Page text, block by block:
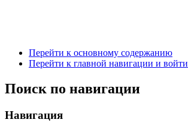
Перейти к основному содержанию
Перейти к главной навигации и войти
Поиск по навигации
Навигация